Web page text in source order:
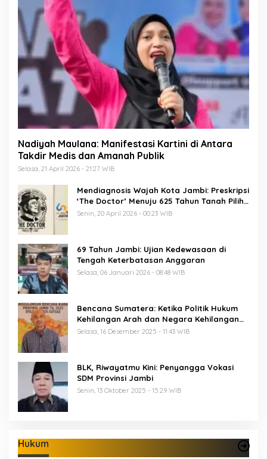
Nadiyah Maulana: Manifestasi Kartini di Antara
Takdir Medis dan Amanah Publik
Selasa, 21 April 2026 - 21:27 WIB
Mendiagnosis Wajah Kota Jambi: Preskripsi
‘The Doctor’ Menuju 625 Tahun Tanah Pilih
Pusako Batuah
Senin, 20 April 2026 - 00:23 WIB
69 Tahun Jambi: Ujian Kedewasaan di
Tengah Keterbatasan Anggaran
Selasa, 06 Januari 2026 - 08:48 WIB
Bencana Sumatera: Ketika Politik Hukum
Kehilangan Arah dan Negara Kehilangan
Keberanian
Selasa, 16 Desember 2025 - 11:43 WIB
BLK, Riwayatmu Kini: Penyangga Vokasi
SDM Provinsi Jambi
Senin, 13 Oktober 2025 - 15:29 WIB
Hukum